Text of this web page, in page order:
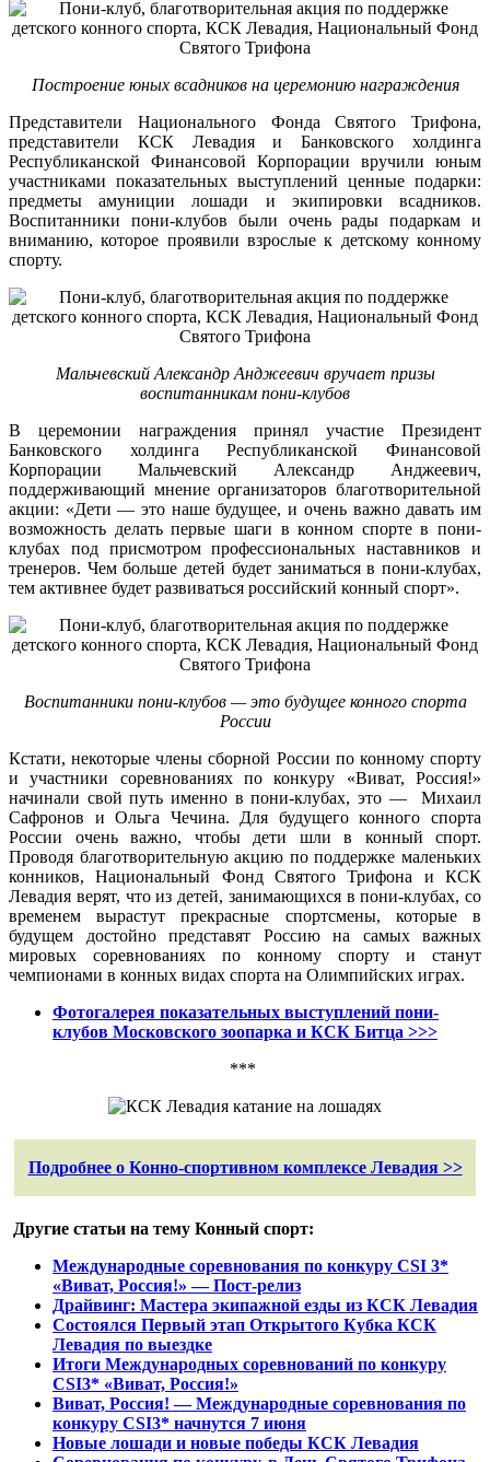
Построение юных всадников на церемонию награждения
Представители Национального Фонда Святого Трифона,
представители КСК Левадия и Банковского холдинга
Республиканской Финансовой Корпорации вручили юным
участниками показательных выступлений ценные подарки:
предметы амуниции лошади и экипировки всадников.
Воспитанники пони-клубов были очень рады подаркам и
вниманию, которое проявили взрослые к детскому конному
спорту.
Мальчевский Александр Анджеевич вручает призы
воспитанникам пони-клубов
В церемонии награждения принял участие Президент
Банковского холдинга Республиканской Финансовой
Корпорации Мальчевский Александр Анджеевич,
поддерживающий мнение организаторов благотворительной
акции: «Дети — это наше будущее, и очень важно давать им
возможность делать первые шаги в конном спорте в пони-
клубах под присмотром профессиональных наставников и
тренеров. Чем больше детей будет заниматься в пони-клубах,
тем активнее будет развиваться российский конный спорт».
Воспитанники пони-клубов — это будущее конного спорта
России
Кстати, некоторые члены сборной России по конному спорту
и участники соревнованиях по конкуру «Виват, Россия!»
начинали свой путь именно в пони-клубах, это — Михаил
Сафронов и Ольга Чечина. Для будущего конного спорта
России очень важно, чтобы дети шли в конный спорт.
Проводя благотворительную акцию по поддержке маленьких
конников, Национальный Фонд Святого Трифона и КСК
Левадия верят, что из детей, занимающихся в пони-клубах, со
временем вырастут прекрасные спортсмены, которые в
будущем достойно представят Россию на самых важных
мировых соревнованиях по конному спорту и станут
чемпионами в конных видах спорта на Олимпийских играх.
Фотогалерея показательных выступлений пони-
клубов Московского зоопарка и КСК Битца >>>
***
Подробнее о Конно-спортивном комплексе Левадия >>
Другие статьи на тему Конный спорт:
Международные соревнования по конкуру CSI 3*
«Виват, Россия!» — Пост-релиз
Драйвинг: Мастера экипажной езды из КСК Левадия
Состоялся Первый этап Открытого Кубка КСК
Левадия по выездке
Итоги Международных соревнований по конкуру
CSI3* «Виват, Россия!»
Виват, Россия! — Международные соревнования по
конкуру CSI3* начнутся 7 июня
Новые лошади и новые победы КСК Левадия